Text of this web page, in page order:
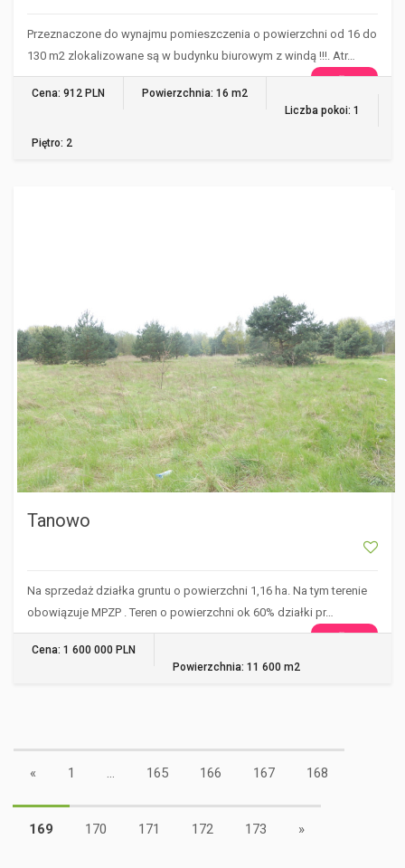
Przeznaczone do wynajmu pomieszczenia o powierzchni od 16 do
130 m2 zlokalizowane są w budynku biurowym z windą !!!. Atr…
WIĘCEJ
Cena: 912 PLN
Powierzchnia: 16 m2
Liczba pokoi: 1
Piętro: 2
Tanowo
Na sprzedaż działka gruntu o powierzchni 1,16 ha. Na tym terenie
obowiązuje MPZP . Teren o powierzchni ok 60% działki pr…
WIĘCEJ
Cena: 1 600 000 PLN
Powierzchnia: 11 600 m2
« 1 ... 165 166 167 168
169 170 171 172 173 »